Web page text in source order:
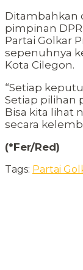
Ditambahkan
pimpinan
Partai Golkar
sepenuhnya
Kota Cilegon.
“Setiap
Setiap pilihan
Bisa kita lihat
secara
(*Fer/Red)
Tags: Partai